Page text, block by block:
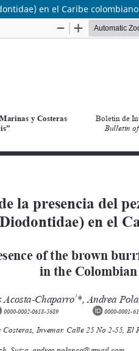
en el Caribe colombiano